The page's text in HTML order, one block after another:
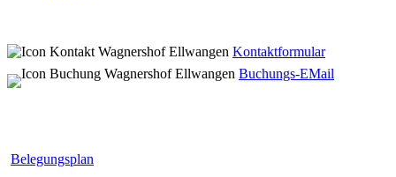
Kontaktformular
Buchungs-EMail
Belegungsplan